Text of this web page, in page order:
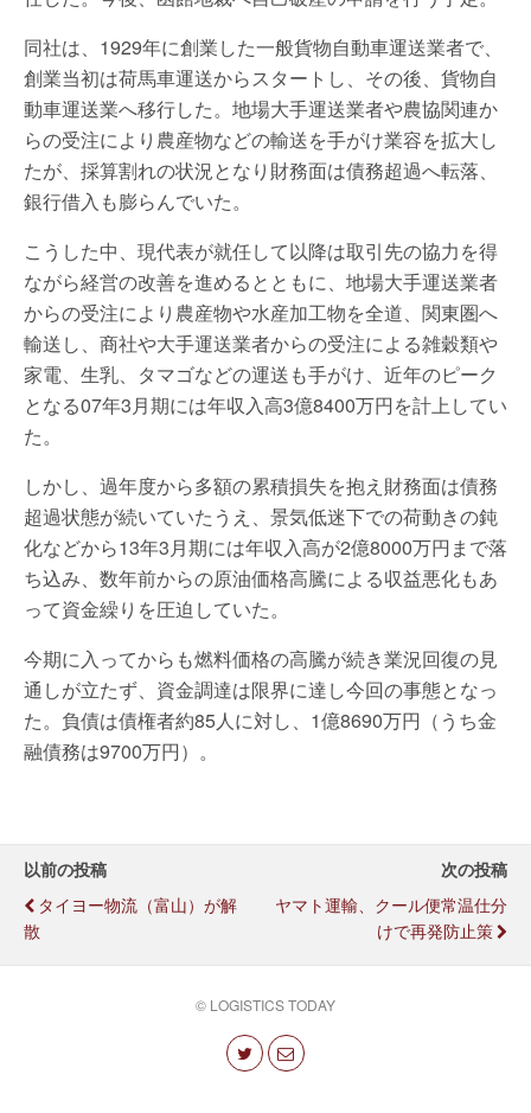
同社は、1929年に創業した一般貨物自動車運送業者で、
創業当初は荷馬車運送からスタートし、その後、貨物自
動車運送業へ移行した。地場大手運送業者や農協関連か
らの受注により農産物などの輸送を手がけ業容を拡大し
たが、採算割れの状況となり財務面は債務超過へ転落、
銀行借入も膨らんでいた。
こうした中、現代表が就任して以降は取引先の協力を得
ながら経営の改善を進めるとともに、地場大手運送業者
からの受注により農産物や水産加工物を全道、関東圏へ
輸送し、商社や大手運送業者からの受注による雑穀類や
家電、生乳、タマゴなどの運送も手がけ、近年のピーク
となる07年3月期には年収入高3億8400万円を計上してい
た。
しかし、過年度から多額の累積損失を抱え財務面は債務
超過状態が続いていたうえ、景気低迷下での荷動きの鈍
化などから13年3月期には年収入高が2億8000万円まで落
ち込み、数年前からの原油価格高騰による収益悪化もあ
って資金繰りを圧迫していた。
今期に入ってからも燃料価格の高騰が続き業況回復の見
通しが立たず、資金調達は限界に達し今回の事態となっ
た。負債は債権者約85人に対し、1億8690万円（うち金
融債務は9700万円）。
以前の投稿
タイヨー物流（富山）が解
散
次の投稿
ヤマト運輸、クール便常温仕分
けで再発防止策
© LOGISTICS TODAY